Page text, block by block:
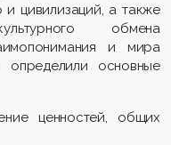
и цивилизаций, а также
обмена
и мира
определили основные
ценностей, общих